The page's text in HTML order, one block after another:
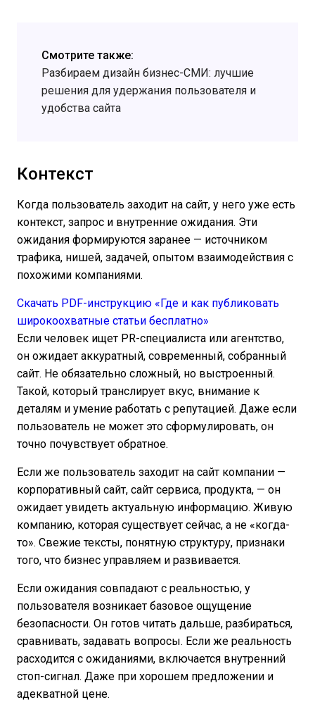
Смотрите также:
Разбираем дизайн бизнес-СМИ: лучшие
решения для удержания пользователя и
удобства сайта
Контекст
Когда пользователь заходит на сайт, у него уже есть
контекст, запрос и внутренние ожидания. Эти
ожидания формируются заранее — источником
трафика, нишей, задачей, опытом взаимодействия с
похожими компаниями.
Скачать PDF-инструкцию «Где и как публиковать
широкоохватные статьи бесплатно»
Если человек ищет PR-специалиста или агентство,
он ожидает аккуратный, современный, собранный
сайт. Не обязательно сложный, но выстроенный.
Такой, который транслирует вкус, внимание к
деталям и умение работать с репутацией. Даже если
пользователь не может это сформулировать, он
точно почувствует обратное.
Если же пользователь заходит на сайт компании —
корпоративный сайт, сайт сервиса, продукта, — он
ожидает увидеть актуальную информацию. Живую
компанию, которая существует сейчас, а не «когда-
то». Свежие тексты, понятную структуру, признаки
того, что бизнес управляем и развивается.
Если ожидания совпадают с реальностью, у
пользователя возникает базовое ощущение
безопасности. Он готов читать дальше, разбираться,
сравнивать, задавать вопросы. Если же реальность
расходится с ожиданиями, включается внутренний
стоп-сигнал. Даже при хорошем предложении и
адекватной цене.